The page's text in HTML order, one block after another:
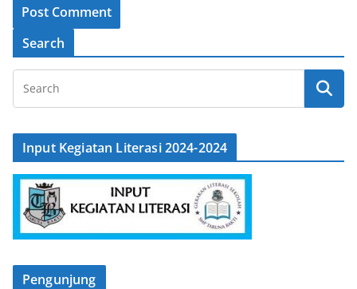
Search
Input Kegiatan Literasi 2024-2024
Pengunjung